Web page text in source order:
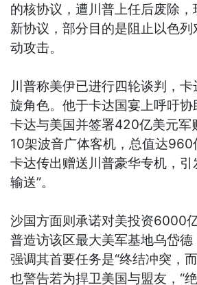
的核协议，遭川普上任后废除
新协议，部分目的是阻止以色
动攻击。
川普称美伊已进行四轮谈判，
旋角色。他于卡达国宴上呼吁协
卡达与美国并签署420亿美元军
10架波音广体客机，总值达960
卡达传出赠送川普豪华专机，引
输送”。
沙国方面则承诺对美投资6000
普造访该区最大美军基地乌岱
强调其首要任务是“终结冲突，
也警告若为捍卫美国与盟友，“